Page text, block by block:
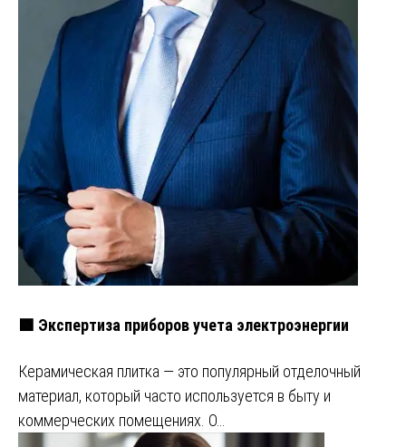
🟩 Экспертиза приборов учета электроэнергии
Керамическая плитка — это популярный отделочный
материал, который часто используется в быту и
коммерческих помещениях. О…